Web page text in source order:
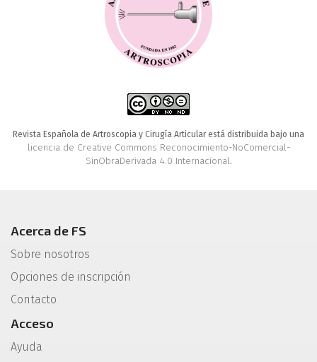
Revista Española de Artroscopia y Cirugía Articular está distribuida bajo una
licencia de Creative Commons Reconocimiento-NoComercial-
SinObraDerivada 4.0 Internacional.
Acerca de FS
Sobre nosotros
Opciones de inscripción
Contacto
Acceso
Ayuda